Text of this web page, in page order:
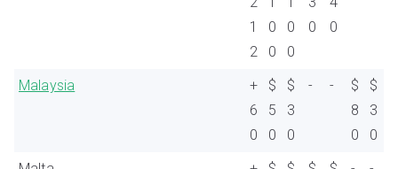
1
2
0
0
0
0
0
0
Malaysia
+
6
0
$
5
0
$
3
0
- -
$
8
0
$
3
0